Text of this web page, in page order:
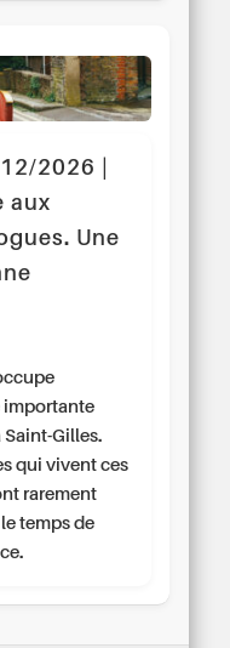
2026 |
aux
Une
importante
Saint-Gilles.
qui vivent ces
rarement
temps de